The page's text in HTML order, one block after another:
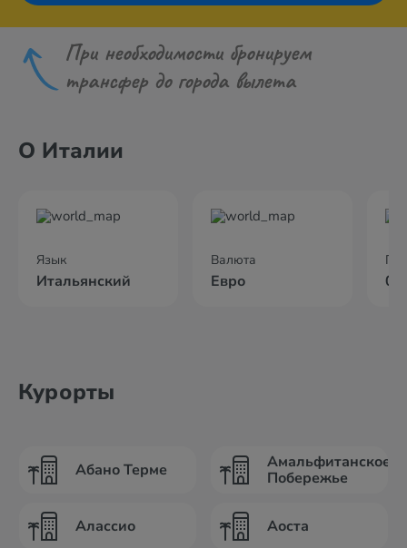
При необходимости бронируем
трансфер до города вылета
О Италии
Язык
Итальянский
Валюта
Евро
Курорты
Абано Терме
Алассио
Амальфитанское
Побережье
Аоста